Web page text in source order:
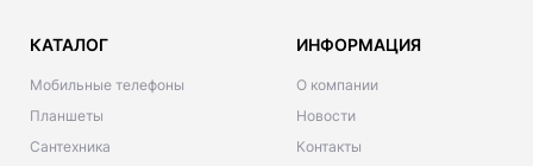
КАТАЛОГ
Мобильные телефоны
Планшеты
Сантехника
ИНФОРМАЦИЯ
О компании
Новости
Контакты